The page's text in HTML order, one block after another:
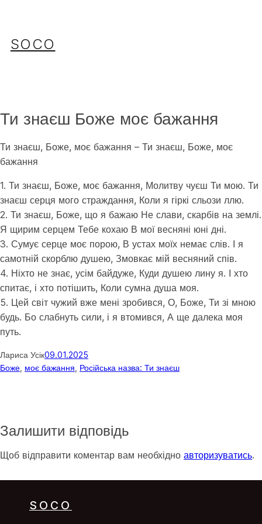
SOCO
Ти знаєш Боже моє бажання
Ти знаєш, Боже, моє бажання – Ти знаєш, Боже, моє
бажання
1. Ти знаєш, Боже, моє бажання, Молитву чуєш Ти мою. Ти
знаєш серця мого страждання, Коли я гіркі сльози ллю.
2. Ти знаєш, Боже, що я бажаю Не слави, скарбів на землі.
Я щирим серцем Тебе кохаю В мої весняні юні дні.
3. Сумує серце моє порою, В устах моїх немає слів. І я
самотній скорблю душею, Змовкає мій весняний спів.
4. Ніхто не знає, усім байдуже, Куди душею лину я. І хто
спитає, і хто потішить, Коли сумна душа моя.
5. Цей світ чужий вже мені зробився, О, Боже, Ти зі мною
будь. Бо слабнуть сили, і я втомився, А ще далека моя
путь.
Лариса Усік09.01.2025
Боже моє бажання Російська назва: Ти знаєш
Залишити відповідь
Щоб відправити коментар вам необхідно авторизуватись.
SOCO